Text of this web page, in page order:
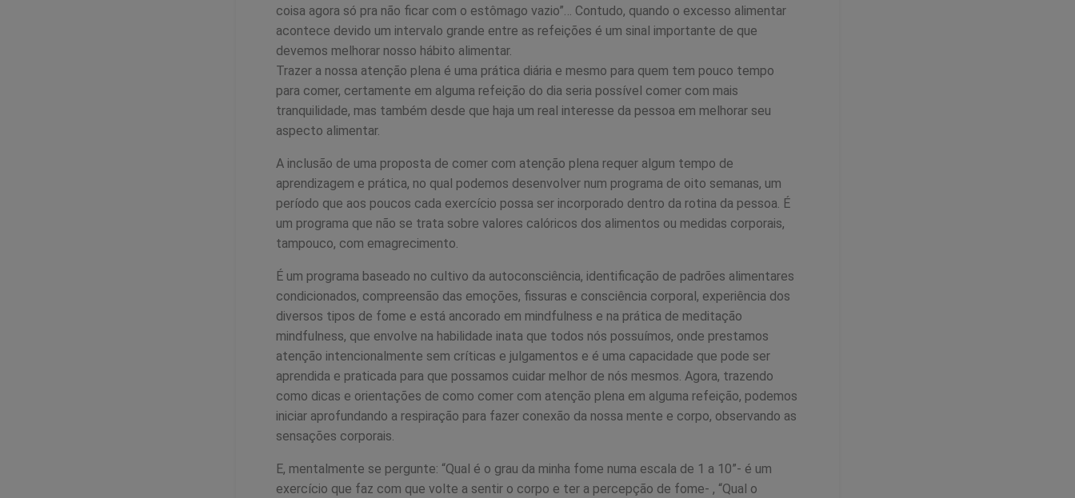
coisa agora só pra não ficar com o estômago vazio”… Contudo, quando o excesso alimentar
acontece devido um intervalo grande entre as refeições é um sinal importante de que
devemos melhorar nosso hábito alimentar.
Trazer a nossa atenção plena é uma prática diária e mesmo para quem tem pouco tempo
para comer, certamente em alguma refeição do dia seria possível comer com mais
tranquilidade, mas também desde que haja um real interesse da pessoa em melhorar seu
aspecto alimentar.
A inclusão de uma proposta de comer com atenção plena requer algum tempo de
aprendizagem e prática, no qual podemos desenvolver num programa de oito semanas, um
período que aos poucos cada exercício possa ser incorporado dentro da rotina da pessoa. É
um programa que não se trata sobre valores calóricos dos alimentos ou medidas corporais,
tampouco, com emagrecimento.
É um programa baseado no cultivo da autoconsciência, identificação de padrões alimentares
condicionados, compreensão das emoções, fissuras e consciência corporal, experiência dos
diversos tipos de fome e está ancorado em mindfulness e na prática de meditação
mindfulness, que envolve na habilidade inata que todos nós possuímos, onde prestamos
atenção intencionalmente sem críticas e julgamentos e é uma capacidade que pode ser
aprendida e praticada para que possamos cuidar melhor de nós mesmos. Agora, trazendo
como dicas e orientações de como comer com atenção plena em alguma refeição, podemos
iniciar aprofundando a respiração para fazer conexão da nossa mente e corpo, observando as
sensações corporais.
E, mentalmente se pergunte: “Qual é o grau da minha fome numa escala de 1 a 10”- é um
exercício que faz com que volte a sentir o corpo e ter a percepção de fome- , “Qual o